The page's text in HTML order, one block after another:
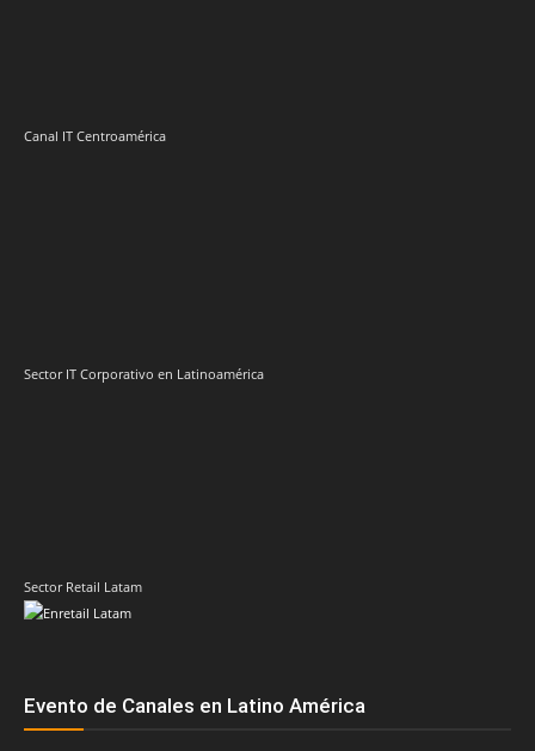
Canal IT Centroamérica
Sector IT Corporativo en Latinoamérica
Sector Retail Latam
Evento de Canales en Latino América